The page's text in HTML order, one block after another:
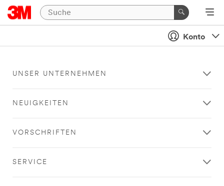
Konto
UNSER UNTERNEHMEN
NEUIGKEITEN
VORSCHRIFTEN
SERVICE